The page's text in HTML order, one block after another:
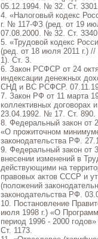
05.12.1994. № 32. Ст.
4. «Налоговый кодекс
г. № 117-ФЗ (ред. от 19
07.08.2000. № 32. Ст.
5. «Трудовой кодекс
(ред. от 18 июля 2011 г.)
1). Ст. 3.
6. Закон РСФСР от 24
индексации денежных
СНД и ВС РСФСР.
7. Закон РФ от 11 марта
коллективных
23.04.1992. № 17. Ст. 890.
8. Федеральный закон от
«О прожиточном
законодательства РФ.
9. Федеральный закон от
внесении изменений в
действующими на
правовых актов СССР и
(положений
законодательства РФ.
10. Постановление
июля 1998 г.) «О
период 1996 - 2000
Ст. 1173.